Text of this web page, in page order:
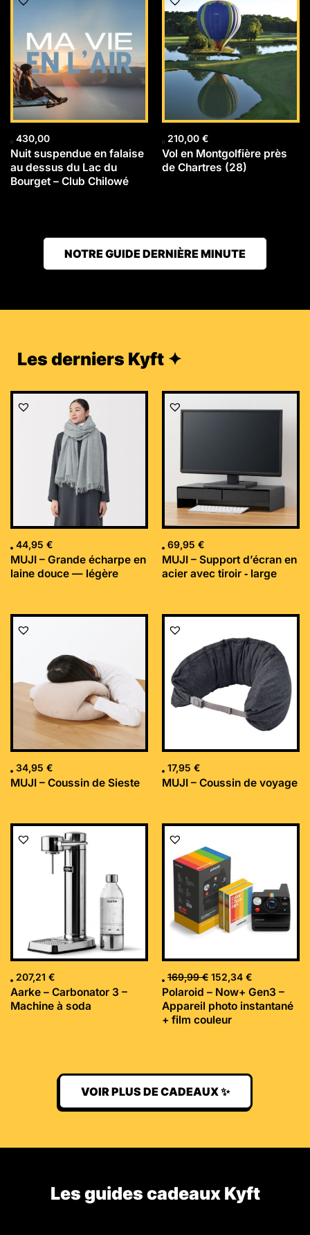
430,00
Nuit suspendue en falaise
au dessus du Lac du
Bourget – Club Chilowé
210,00 €
Vol en Montgolfière près
de Chartres (28)
NOTRE GUIDE DERNIÈRE MINUTE
Les derniers Kyft ✦
44,95 €
MUJI – Grande écharpe en
laine douce — légère
69,95 €
MUJI – Support d’écran en
acier avec tiroir ‐ large
34,95 €
MUJI – Coussin de Sieste
17,95 €
MUJI – Coussin de voyage
207,21 €
Aarke – Carbonator 3 –
Machine à soda
169,99€
Le
initial
était :
169,99 €.
152,34 €
Le
Polaroid – Now+ Gen3 –
Appareil photo instantané
+ film couleur
VOIR PLUS DE CADEAUX ✨
Les guides cadeaux Kyft​